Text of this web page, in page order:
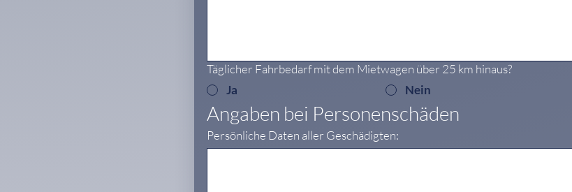
Täglicher Fahrbedarf mit dem Mietwagen über 25 km hinaus?
Ja
Nein
Angaben bei Personenschäden
Persönliche Daten aller Geschädigten: